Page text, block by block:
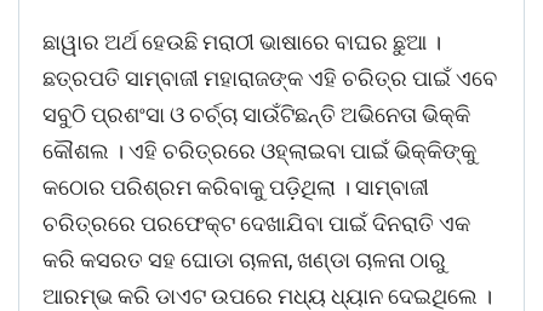
ଛାୱାର ଅର୍ଥ ହେଉଛି ମରାଠୀ ଭାଷାରେ ବାଘର ଛୁଆ ।
ଛତ୍ରପତି ସାମ୍ବାଜୀ ମହାରାଜଙ୍କ ଏହି ଚରିତ୍ର ପାଇଁ ଏବେ
ସବୁଠି ପ୍ରଶଂସା ଓ ଚର୍ଚ୍ଚା ସାଉଁଟିଛନ୍ତି ଅଭିନେତା ଭିକ୍କି
କୌଶଲ । ଏହି ଚରିତ୍ରରେ ଓହ୍ଲାଇବା ପାଇଁ ଭିକ୍କିଙ୍କୁ
କଠୋର ପରିଶ୍ରମ କରିବାକୁ ପଡ଼ିଥିଲା । ସାମ୍ବାଜୀ
ଚରିତ୍ରରେ ପରଫେକ୍ଟ ଦେଖାଯିବା ପାଇଁ ଦିନରାତି ଏକ
କରି କସରତ ସହ ଘୋଡା ଚାଳନା, ଖଣ୍ଡା ଚାଳନା ଠାରୁ
ଆରମ୍ଭ କରି ଡାଏଟ ଉପରେ ମଧ୍ୟ ଧ୍ୟାନ ଦେଇଥିଲେ ।